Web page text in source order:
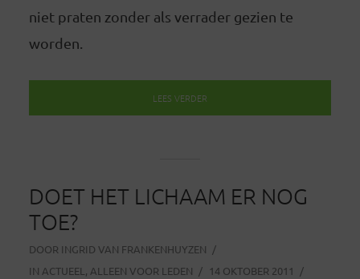
niet praten zonder als verrader gezien te
worden.
LEES VERDER
DOET HET LICHAAM ER NOG
TOE?
DOOR INGRID VAN FRANKENHUYZEN
IN ACTUEEL , ALLEEN VOOR LEDEN
14 OKTOBER 2011